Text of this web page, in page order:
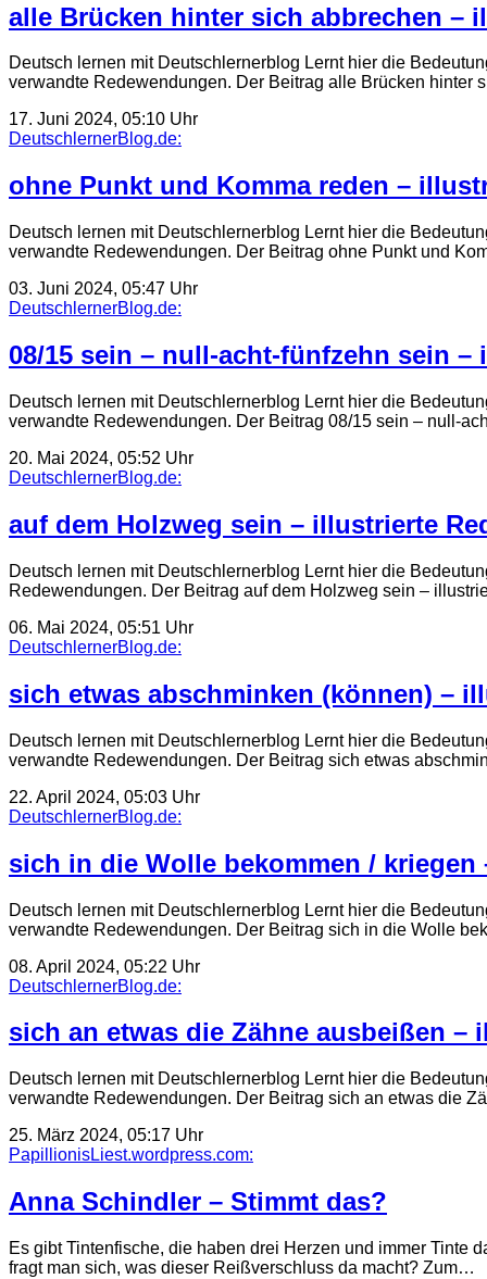
alle Brücken hinter sich abbrechen –
Deutsch lernen mit Deutschlernerblog Lernt hier die
verwandte Redewendungen. Der Beitrag alle Brücken
17. Juni 2024, 05:10 Uhr
DeutschlernerBlog.de:
ohne Punkt und Komma reden –
Deutsch lernen mit Deutschlernerblog Lernt hier die
verwandte Redewendungen. Der Beitrag ohne Punkt und
03. Juni 2024, 05:47 Uhr
DeutschlernerBlog.de:
08/15 sein – null-acht-fünfzehn sein
Deutsch lernen mit Deutschlernerblog Lernt hier die
verwandte Redewendungen. Der Beitrag 08/15 sein – null-
20. Mai 2024, 05:52 Uhr
DeutschlernerBlog.de:
auf dem Holzweg sein – illustrierte
Deutsch lernen mit Deutschlernerblog Lernt hier die
Redewendungen. Der Beitrag auf dem Holzweg sein –
06. Mai 2024, 05:51 Uhr
DeutschlernerBlog.de:
sich etwas abschminken (können) –
Deutsch lernen mit Deutschlernerblog Lernt hier die
verwandte Redewendungen. Der Beitrag sich etwas
22. April 2024, 05:03 Uhr
DeutschlernerBlog.de:
sich in die Wolle bekommen /
Deutsch lernen mit Deutschlernerblog Lernt hier die
verwandte Redewendungen. Der Beitrag sich in die Wolle
08. April 2024, 05:22 Uhr
DeutschlernerBlog.de:
sich an etwas die Zähne ausbeißen
Deutsch lernen mit Deutschlernerblog Lernt hier die
verwandte Redewendungen. Der Beitrag sich an etwas die
25. März 2024, 05:17 Uhr
PapillionisLiest.wordpress.com:
Anna Schindler – Stimmt das?
Es gibt Tintenfische, die haben drei Herzen und immer Tinte
fragt man sich, was dieser Reißverschluss da macht? Zum…